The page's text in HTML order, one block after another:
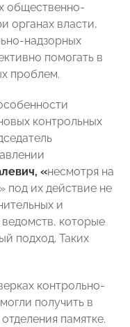
общественно-
органах власти,
надзорных
помогать в
проблем.
контрольных
«несмотря на
под их действие не
и
ведомств, которые
подход. Таких
контрольно-
получить в
памятке.